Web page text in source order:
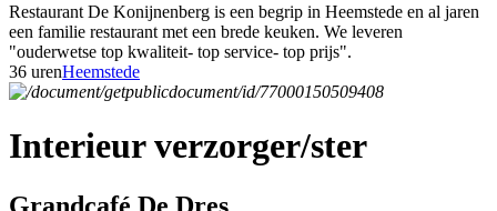
Restaurant De Konijnenberg is een begrip in Heemstede en al jaren
een familie restaurant met een brede keuken. We leveren
"ouderwetse top kwaliteit- top service- top prijs".
36 urenHeemstede
Interieur verzorger/ster
Grandcafé De Dres